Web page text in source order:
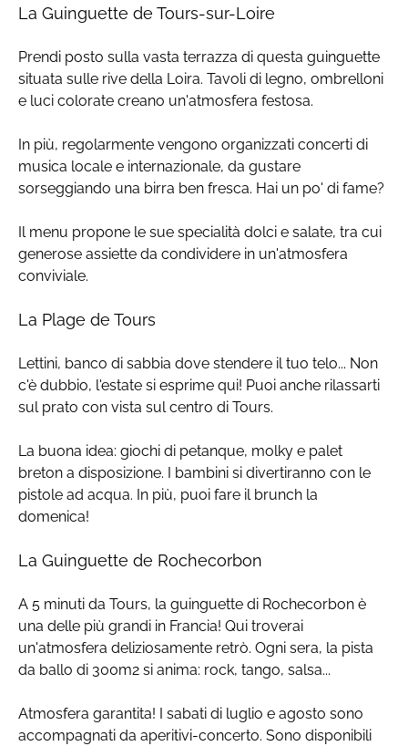
La Guinguette de Tours-sur-Loire
Prendi posto sulla vasta terrazza di questa guinguette
situata sulle rive della Loira. Tavoli di legno, ombrelloni
e luci colorate creano un'atmosfera festosa.
In più, regolarmente vengono organizzati concerti di
musica locale e internazionale, da gustare
sorseggiando una birra ben fresca. Hai un po' di fame?
Il menu propone le sue specialità dolci e salate, tra cui
generose assiette da condividere in un'atmosfera
conviviale.
La Plage de Tours
Lettini, banco di sabbia dove stendere il tuo telo... Non
c'è dubbio, l'estate si esprime qui! Puoi anche rilassarti
sul prato con vista sul centro di Tours.
La buona idea: giochi di petanque, molky e palet
breton a disposizione. I bambini si divertiranno con le
pistole ad acqua. In più, puoi fare il brunch la
domenica!
La Guinguette de Rochecorbon
A 5 minuti da Tours, la guinguette di Rochecorbon è
una delle più grandi in Francia! Qui troverai
un'atmosfera deliziosamente retrò. Ogni sera, la pista
da ballo di 300m2 si anima: rock, tango, salsa...
Atmosfera garantita! I sabati di luglio e agosto sono
accompagnati da aperitivi-concerto. Sono disponibili